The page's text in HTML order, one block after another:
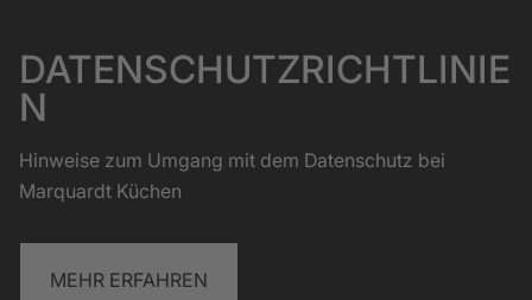
DATENSCHUTZRICHTLINIE
N
Hinweise zum Umgang mit dem Datenschutz bei
Marquardt Küchen
MEHR ERFAHREN